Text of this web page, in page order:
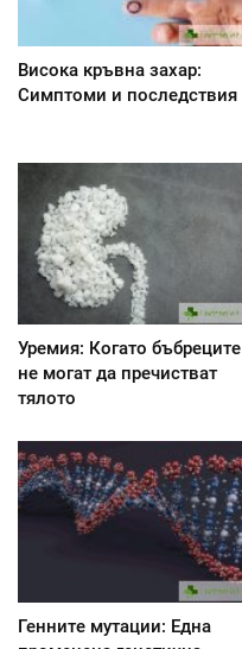
Висока кръвна захар:
Симптоми и последствия
Уремия: Когато бъбреците
не могат да пречистват
тялото
Генните мутации: Една